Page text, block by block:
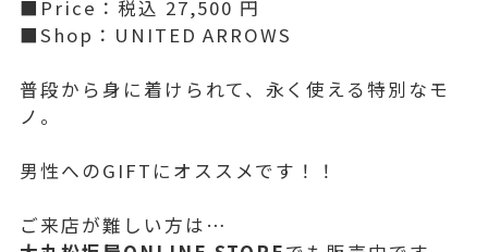
■Price：税込 27,500 円
■Shop：UNITED ARROWS
普段から身に着けられて、永く使える特別なモ
ノ。
男性へのGIFTにオススメです！！
ご来店が難しい方は…